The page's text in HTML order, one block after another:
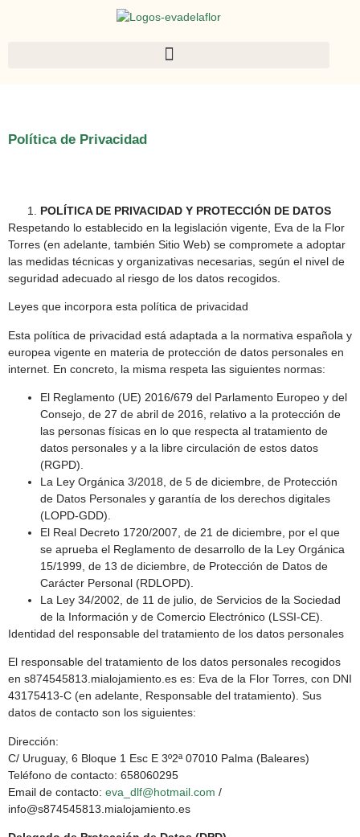
Política de Privacidad
POLÍTICA DE PRIVACIDAD Y PROTECCIÓN DE DATOS
Respetando lo establecido en la legislación vigente, Eva de la Flor
Torres (en adelante, también Sitio Web) se compromete a adoptar
las medidas técnicas y organizativas necesarias, según el nivel de
seguridad adecuado al riesgo de los datos recogidos.
Leyes que incorpora esta política de privacidad
Esta política de privacidad está adaptada a la normativa española y
europea vigente en materia de protección de datos personales en
internet. En concreto, la misma respeta las siguientes normas:
El Reglamento (UE) 2016/679 del Parlamento Europeo y del
Consejo, de 27 de abril de 2016, relativo a la protección de
las personas físicas en lo que respecta al tratamiento de
datos personales y a la libre circulación de estos datos
(RGPD).
La Ley Orgánica 3/2018, de 5 de diciembre, de Protección
de Datos Personales y garantía de los derechos digitales
(LOPD-GDD).
El Real Decreto 1720/2007, de 21 de diciembre, por el que
se aprueba el Reglamento de desarrollo de la Ley Orgánica
15/1999, de 13 de diciembre, de Protección de Datos de
Carácter Personal (RDLOPD).
La Ley 34/2002, de 11 de julio, de Servicios de la Sociedad
de la Información y de Comercio Electrónico (LSSI-CE).
Identidad del responsable del tratamiento de los datos personales
El responsable del tratamiento de los datos personales recogidos
en s874545813.mialojamiento.es es: Eva de la Flor Torres, con DNI
43175413-C (en adelante, Responsable del tratamiento). Sus
datos de contacto son los siguientes:
Dirección:
C/ Uruguay, 6 Bloque 1 Esc E 3º2ª 07010 Palma (Baleares)
Teléfono de contacto: 658060295
Email de contacto: eva_dlf@hotmail.com /
info@s874545813.mialojamiento.es